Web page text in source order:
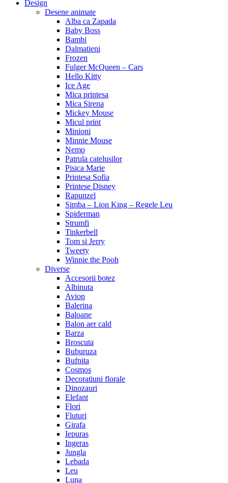
Design
Desene animate
Alba ca Zapada
Baby Boss
Bambi
Dalmatieni
Frozen
Fulger McQueen – Cars
Hello Kitty
Ice Age
Mica printesa
Mica Sirena
Mickey Mouse
Micul print
Minioni
Minnie Mouse
Nemo
Patrula catelusilor
Pisica Marie
Printesa Sofia
Printese Disney
Rapunzel
Simba – Lion King – Regele Leu
Spiderman
Strumfi
Tinkerbell
Tom si Jerry
Tweety
Winnie the Pooh
Diverse
Accesorii botez
Albinuta
Avion
Balerina
Baloane
Balon aer cald
Barza
Broscuta
Buburuza
Bufnita
Cosmos
Decoratiuni florale
Dinozauri
Elefant
Flori
Fluturi
Girafa
Iepuras
Ingeras
Jungla
Lebada
Leu
Luna